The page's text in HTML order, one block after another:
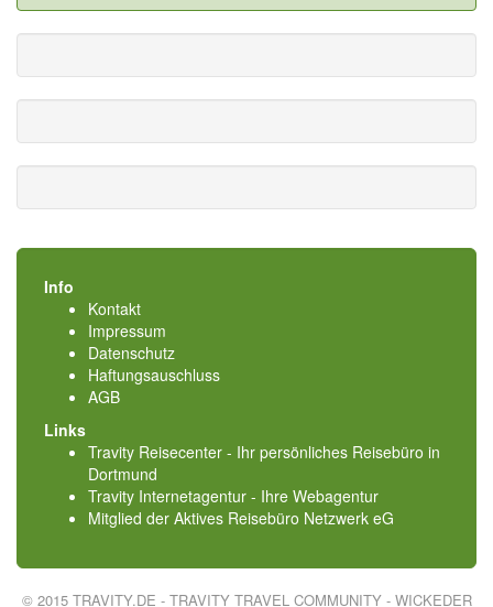
Info
Kontakt
Impressum
Datenschutz
Haftungsauschluss
AGB
Links
Travity Reisecenter - Ihr persönliches Reisebüro in
Dortmund
Travity Internetagentur - Ihre Webagentur
Mitglied der Aktives Reisebüro Netzwerk eG
© 2015 TRAVITY.DE - TRAVITY TRAVEL COMMUNITY - WICKEDER